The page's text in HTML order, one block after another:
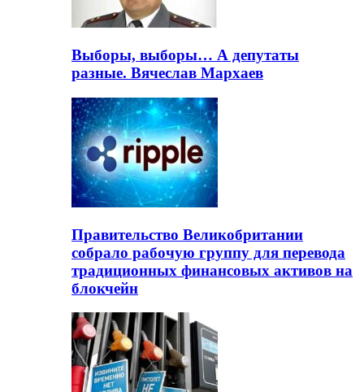
Выборы, выборы… А депутаты
разные. Вячеслав Мархаев
Правительство Великобритании
собрало рабочую группу для перевода
традиционных финансовых активов на
блокчейн